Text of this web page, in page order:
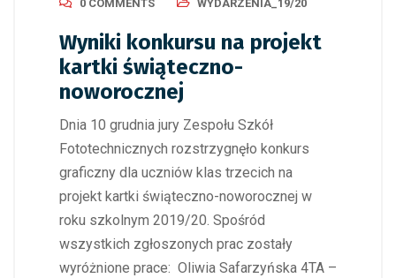
0 COMMENTS WYDARZENIA_19/20
Wyniki konkursu na projekt
kartki świąteczno-
noworocznej
Dnia 10 grudnia jury Zespołu Szkół
Fototechnicznych rozstrzygnęło konkurs
graficzny dla uczniów klas trzecich na
projekt kartki świąteczno-noworocznej w
roku szkolnym 2019/20. Spośród
wszystkich zgłoszonych prac zostały
wyróżnione prace: Oliwia Safarzyńska 4TA –